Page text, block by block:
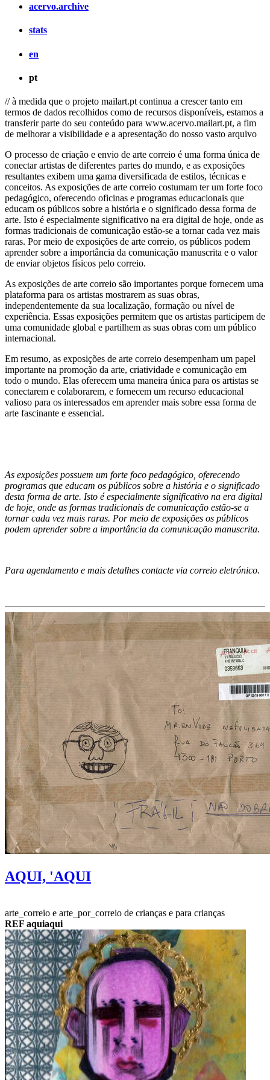
acervo.archive
stats
en
pt
// à medida que o projeto mailart.pt continua a crescer tanto em
termos de dados recolhidos como de recursos disponíveis, estamos a
transferir parte do seu conteúdo para www.acervo.mailart.pt, a fim
de melhorar a visibilidade e a apresentação do nosso vasto arquivo
O processo de criação e envio de arte correio é uma forma única de
conectar artistas de diferentes partes do mundo, e as exposições
resultantes exibem uma gama diversificada de estilos, técnicas e
conceitos. As exposições de arte correio costumam ter um forte foco
pedagógico, oferecendo oficinas e programas educacionais que
educam os públicos sobre a história e o significado dessa forma de
arte. Isto é especialmente significativo na era digital de hoje, onde as
formas tradicionais de comunicação estão-se a tornar cada vez mais
raras. Por meio de exposições de arte correio, os públicos podem
aprender sobre a importância da comunicação manuscrita e o valor
de enviar objetos físicos pelo correio.
As exposições de arte correio são importantes porque fornecem uma
plataforma para os artistas mostrarem as suas obras,
independentemente da sua localização, formação ou nível de
experiência. Essas exposições permitem que os artistas participem de
uma comunidade global e partilhem as suas obras com um público
internacional.
Em resumo, as exposições de arte correio desempenham um papel
importante na promoção da arte, criatividade e comunicação em
todo o mundo. Elas oferecem uma maneira única para os artistas se
conectarem e colaborarem, e fornecem um recurso educacional
valioso para os interessados ​​em aprender mais sobre essa forma de
arte fascinante e essencial.
As exposições possuem um forte foco pedagógico, oferecendo
programas que educam os públicos sobre a história e o significado
desta forma de arte. Isto é especialmente significativo na era digital
de hoje, onde as formas tradicionais de comunicação estão-se a
tornar cada vez mais raras. Por meio de exposições os públicos
podem aprender sobre a importância da comunicação manuscrita.
Para agendamento e mais detalhes contacte via correio eletrónico.
AQUI, 'AQUI
arte_correio e arte_por_correio de crianças e para crianças
REF aquiaqui